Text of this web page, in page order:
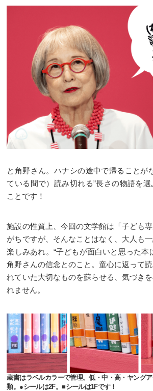
と角野さん。ハナシの途中で帰ることが
ている間で）読み切れる”長さの物語を
ことです！
施設の性質上、今回の文学館は「子ども
がちですが、そんなことはなく、大人も
楽しみあれ。“子どもが面白いと思った本
角野さんの信念とのこと。童心に返って
れていた大切なものを蘇らせる、気づき
れません。
蔵書はラベルカラーで管理。低・中・高・ヤング
類。●シールは2F。■シールは1Fです！